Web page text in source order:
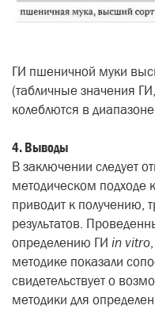
ГИ пшеничной муки
(табличные значения
колеблются в
4. Выводы
В заключении следует
методическом подходе
приводит к получению,
результатов.
определению ГИ in vitro
методике показали
свидетельствует о
методики для